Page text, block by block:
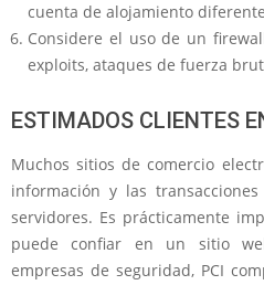
cuenta de alojamiento
Considere el uso de un
exploits, ataques de fuerza
ESTIMADOS CLIENTES
Muchos sitios de comercio
información y las
servidores. Es prácticamente
puede confiar en un sitio
empresas de seguridad, PCI